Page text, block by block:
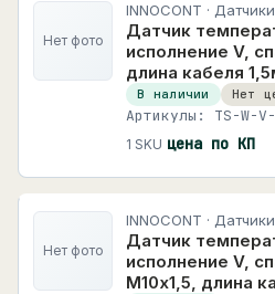
Нет фото
INNOCONT ·
Датчик
исполнение V,
длина кабеля
В наличии Нет
Артикулы: TS-W-
1 SKU цена по КП
Нет фото
INNOCONT ·
Датчик
исполнение V,
М10х1,5, длина